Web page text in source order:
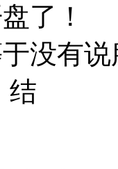
盘了
没有